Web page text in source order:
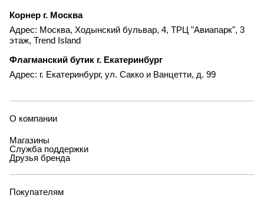
Корнер г. Москва
Адрес: Москва, Ходынский бульвар, 4, ТРЦ "Авиапарк", 3
этаж, Trend Island
Флагманский бутик г. Екатеринбург
Адрес: г. Екатеринбург, ул. Сакко и Ванцетти, д. 99
О компании
Магазины
Служба поддержки
Друзья бренда
Покупателям